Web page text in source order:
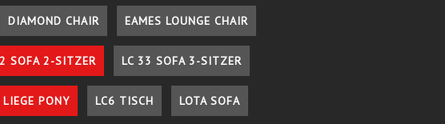
DIAMOND CHAIR EAMES LOUNGE CHAIR
SOFA 2-SITZER LC 33 SOFA 3-SITZER
LIEGE PONY LC6 TISCH LOTA SOFA